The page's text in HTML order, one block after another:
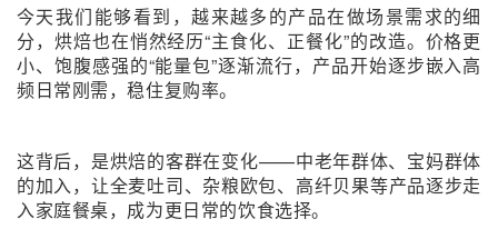
今天我们能够看到，越来越多的产品在做场景需求的细
分，烘焙也在悄然经历“主食化、正餐化”的改造。价格更
小、饱腹感强的“能量包”逐渐流行，产品开始逐步嵌入高
频日常刚需，稳住复购率。
这背后，是烘焙的客群在变化——中老年群体、宝妈群体
的加入，让全麦吐司、杂粮欧包、高纤贝果等产品逐步走
入家庭餐桌，成为更日常的饮食选择。